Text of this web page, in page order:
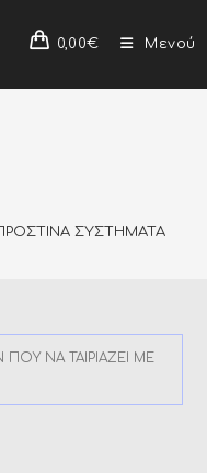
0,00€ Μενού
ΣΥΣΤΗΜΑΤΑ
ΝΑ ΤΑΙΡΙΆΖΕΙ ΜΕ